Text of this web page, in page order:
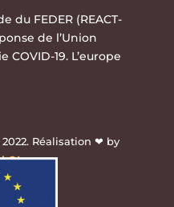
du FEDER (REACT-
de l’Union
19. L’europe
Réalisation ❤ by
.